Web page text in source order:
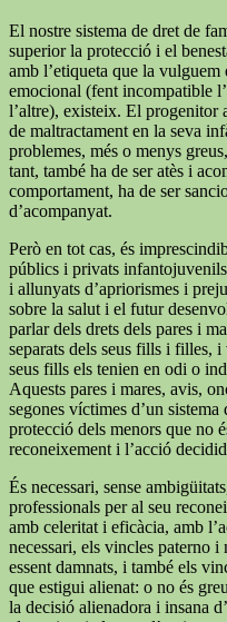
El nostre sistema de dret de
superior la protecció i el
amb l’etiqueta que la
emocional (fent incompatible
l’altre), existeix. El progenitor
de maltractament en la seva
problemes, més o menys
tant, també ha de ser atès i
comportament, ha de ser
d’acompanyat.
Però en tot cas, és
públics i privats
i allunyats d’apriorismes i
sobre la salut i el futur
parlar dels drets dels pares i
separats dels seus fills i filles,
seus fills els tenien en odi o
Aquests pares i mares, avis,
segones víctimes d’un
protecció dels menors que no
reconeixement i l’acció
És necessari, sense
professionals per al seu
amb celeritat i eficàcia, amb
necessari, els vincles paterno
essent damnats, i també els
que estigui alienat: o no és
la decisió alienadora i insana